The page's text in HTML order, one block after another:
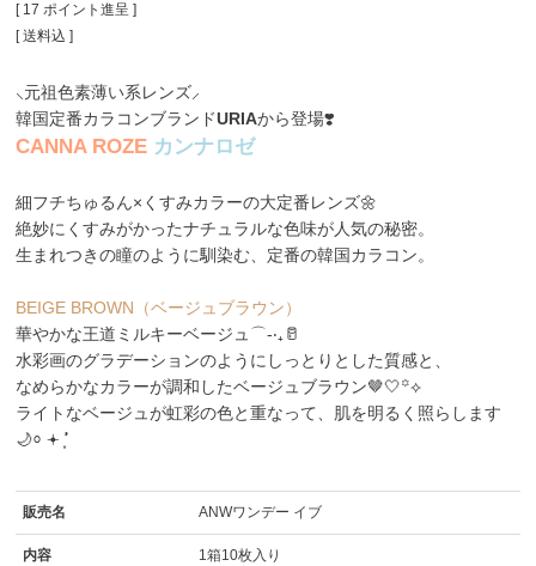
[ 17 ポイント進呈 ]
送料込
⸜元祖色素薄い系レンズ⸝
韓国定番カラコンブランドURIAから登場❣️
CANNA ROZE カ ンナ ロゼ
細フチちゅるん×くすみカラーの大定番レンズ🌼
絶妙にくすみがかったナチュラルな色味が人気の秘密。
生まれつきの瞳のように馴染む、定番の韓国カラコン。
BEIGE BROWN（ベージュブラウン）
華やかな王道ミルキーベージュ‎⌒-‧₊🥛
水彩画のグラデーションのようにしっとりとした質感と、
なめらかなカラーが調和したベージュブラウン🤎🤍꙳⟡
ライトなベージュが虹彩の色と重なって、肌を明るく照らします
🌙⸰ 𖥔 ͙ࣳ
販売名 ANWワンデー イブ
内容 1箱10枚入り